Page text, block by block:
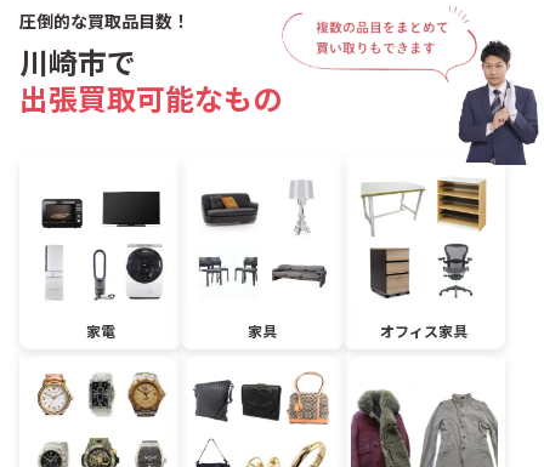
圧倒的な買取品目数！
川崎市で
出張買取可能なもの
家電 家具 オフィス家具